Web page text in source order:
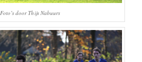
Foto’s door Thijs Nabuurs